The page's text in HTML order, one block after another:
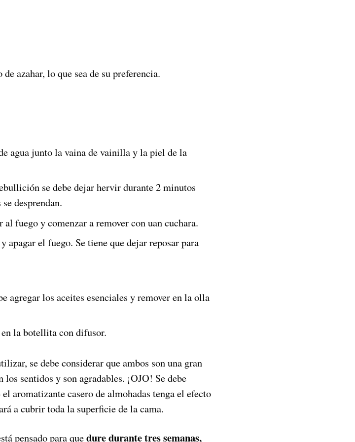
azahar, lo que sea de su preferencia.
agua junto la vaina de vainilla y la piel de la
se debe dejar hervir durante 2 minutos
desprendan.
fuego y comenzar a remover con uan cuchara.
el fuego. Se tiene que dejar reposar para
agregar los aceites esenciales y remover en la olla
la botellita con difusor.
se debe considerar que ambos son una gran
sentidos y son agradables. ¡OJO! Se debe
el aromatizante casero de almohadas tenga el efecto
a cubrir toda la superficie de la cama.
pensado para quedure durante tres semanas,